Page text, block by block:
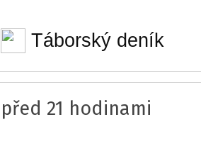
Táborský deník
před 21 hodinami